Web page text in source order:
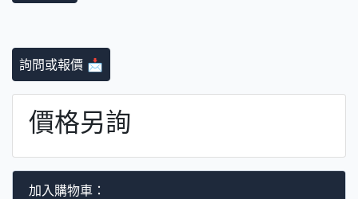
詢問或報價 📩
價格另詢
加入購物車：